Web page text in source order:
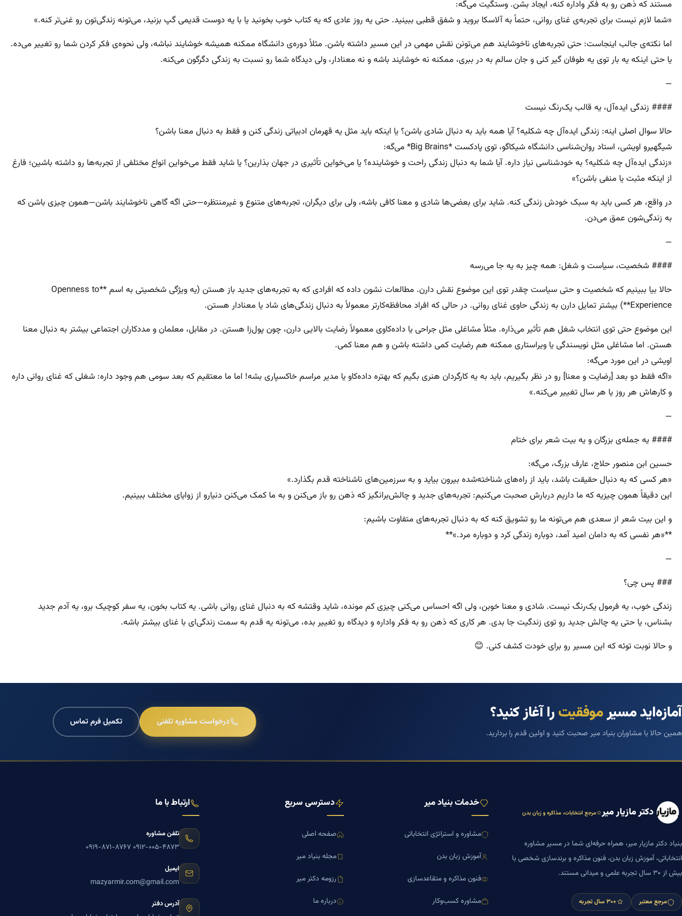
مستند که ذهن رو به فکر واداره کنه، ایجاد بشن. وستگیت می‌گه:
«شما لازم نیست برای تجربه‌ی غنای روانی، حتماً به آلاسکا بروید و شفق قطبی ببینید. حتی یه روز عادی که یه کتاب خوب بخونید یا با یه دوست قدیمی گپ بزنید، می‌تونه زندگی‌تون رو غنی‌تر کنه.»
اما نکته‌ی جالب اینجاست: حتی تجربه‌های ناخوشایند هم می‌تونن نقش مهمی در این مسیر داشته باشن. مثلاً دوره‌ی دانشگاه ممکنه همیشه خوشایند نباشه، ولی نحوه‌ی فکر کردن شما رو تغییر می‌ده.
یا حتی اینکه یه بار توی یه طوفان گیر کنی و جان سالم به در ببری، ممکنه نه خوشایند باشه و نه معنادار، ولی دیدگاه شما رو نسبت به زندگی دگرگون می‌کنه.
—
#### زندگی ایده‌آل، یه قالب یک‌رنگ نیست
حالا سوال اصلی اینه: زندگی ایده‌آل چه شکلیه؟ آیا همه باید به دنبال شادی باشن؟ یا اینکه باید مثل یه قهرمان ادبیاتی زندگی کنن و فقط به دنبال معنا باشن؟
شیگهیرو اویشی، استاد روان‌شناسی دانشگاه شیکاگو، توی پادکست *Big Brains* می‌گه:
«زندگی ایده‌آل چه شکلیه؟ به خودشناسی نیاز داره. آیا شما به دنبال زندگی راحت و خوشاینده؟ یا می‌خواین تأثیری در جهان بذارین؟ یا شاید فقط می‌خواین انواع مختلفی از تجربه‌ها رو داشته باشین؛ فارغ
از اینکه مثبت یا منفی باشن؟»
در واقع، هر کسی باید به سبک خودش زندگی کنه. شاید برای بعضی‌ها شادی و معنا کافی باشه، ولی برای دیگران، تجربه‌های متنوع و غیرمنتظره—حتی اگه گاهی ناخوشایند باشن—همون چیزی باشن که
به زندگی‌شون عمق می‌دن.
—
#### شخصیت، سیاست و شغل: همه چیز به یه جا می‌رسه
حالا بیا ببینیم که شخصیت و حتی سیاست چقدر توی این موضوع نقش دارن. مطالعات نشون داده که افرادی که به تجربه‌های جدید باز هستن (یه ویژگی شخصیتی به اسم **Openness to
Experience**) بیشتر تمایل دارن به زندگی حاوی غنای روانی. در حالی که افراد محافظه‌کارتر معمولاً به دنبال زندگی‌های شاد یا معنادار هستن.
این موضوع حتی توی انتخاب شغل هم تأثیر می‌ذاره. مثلاً مشاغلی مثل جراحی یا داده‌کاوی معمولاً رضایت بالایی دارن، چون پول‌زا هستن. در مقابل، معلمان و مددکاران اجتماعی بیشتر به دنبال معنا
هستن. اما مشاغلی مثل نویسندگی یا ویراستاری ممکنه هم رضایت کمی داشته باشن و هم معنا کمی.
اویشی در این مورد می‌گه:
«اگه فقط دو بعد [رضایت و معنا] رو در نظر بگیریم، باید به یه کارگردان هنری بگیم که بهتره داده‌کاو یا مدیر مراسم خاکسپاری بشه! اما ما معتقیم که بعد سومی هم وجود داره: شغلی که غنای روانی داره
و کارهاش هر روز یا هر سال تغییر می‌کنه.»
—
#### یه جمله‌ی بزرگان و یه بیت شعر برای ختام
حسین ابن منصور حلاج، عارف بزرگ، می‌گه:
«هر کسی که به دنبال حقیقت باشد، باید از راه‌های شناخته‌شده بیرون بیاید و به سرزمین‌های ناشناخته قدم بگذارد.»
این دقیقاً همون چیزیه که ما داریم دربارش صحبت می‌کنیم: تجربه‌های جدید و چالش‌برانگیز که ذهن رو باز می‌کنن و به ما کمک می‌کنن دنیارو از زوایای مختلف ببینیم.
و این بیت شعر از سعدی هم می‌تونه ما رو تشویق کنه که به دنبال تجربه‌های متفاوت باشیم:
**«هر نفسی که به دامان امید آمد، دوباره زندگی کرد و دوباره مرد.»**
—
### پس چی؟
زندگی خوب، یه فرمول یک‌رنگ نیست. شادی و معنا خوبن، ولی اگه احساس می‌کنی چیزی کم مونده، شاید وقتشه که به دنبال غنای روانی باشی. یه کتاب بخون، یه سفر کوچیک برو، یه آدم جدید
بشناس، یا حتی یه چالش جدید رو توی زندگیت جا بدی. هر کاری که ذهن رو به فکر واداره و دیدگاه رو تغییر بده، می‌تونه یه قدم به سمت زندگی‌ای با غنای بیشتر باشه.
و حالا نوبت توئه که این مسیر رو برای خودت کشف کنی. 😊
آمازه‌اید مسیرموفقیترا آغاز کنید؟
همین حالا با مشاوران بنیاد میر صحبت کنید و اولین قدم را بردارید.
درخواست مشاوره تلفنی تکمیل فرم تماس
دکتر مازیار میر مرجع انتخابات، مذاکره و زبان بدن
بنیاد دکتر مازیار میر، همراه حرفه‌ای شما در مسیر مشاوره
انتخاباتی، آموزش زبان بدن، فنون مذاکره و برندسازی شخصی با
بیش از ۳۰ سال تجربه علمی و میدانی مستند.
مرجع معتبر +۳۰ سال تجربه
خدمات بنیاد میر
مشاوره و استراتژی انتخاباتی
آموزش زبان بدن
فنون مذاکره و متقاعدسازی
مشاوره کسب‌وکار
دسترسی سریع
صفحه اصلی
مجله بنیاد میر
رزومه دکتر میر
درباره ما
ارتباط با ما
تلفن مشاوره
۰۹۱۲-۰۰۵-۴۸۷۳ ۰۹۱۹-۸۷۱-۸۷۶۷
ایمیل
mazyarmir.com@gmail.com
آدرس دفتر